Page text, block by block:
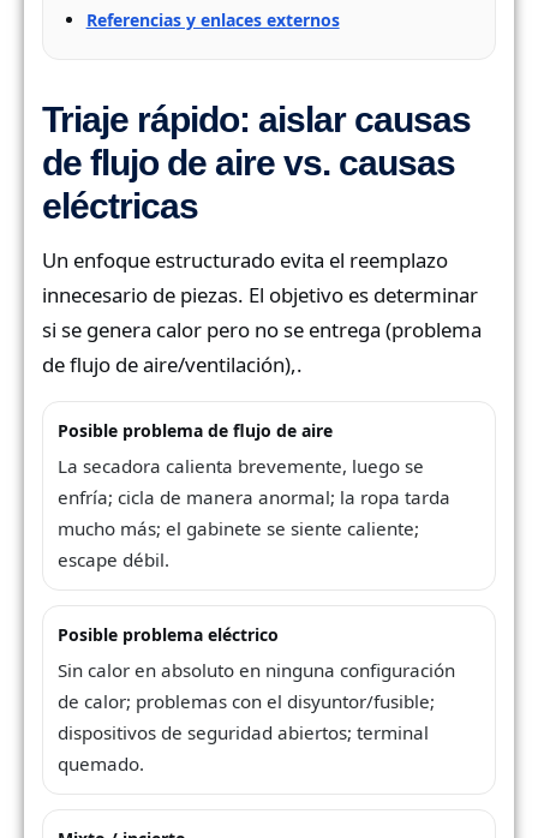
Referencias y enlaces externos
Triaje rápido: aislar causas
de flujo de aire vs. causas
eléctricas
Un enfoque estructurado evita el reemplazo
innecesario de piezas. El objetivo es determinar
si se genera calor pero no se entrega (problema
de flujo de aire/ventilación),.
Posible problema de flujo de aire
La secadora calienta brevemente, luego se
enfría; cicla de manera anormal; la ropa tarda
mucho más; el gabinete se siente caliente;
escape débil.
Posible problema eléctrico
Sin calor en absoluto en ninguna configuración
de calor; problemas con el disyuntor/fusible;
dispositivos de seguridad abiertos; terminal
quemado.